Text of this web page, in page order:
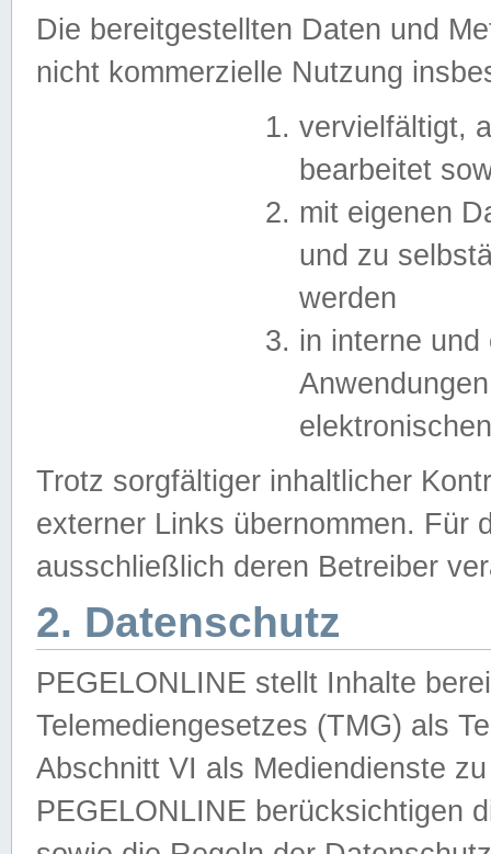
Die bereitgestellten Daten und
nicht kommerzielle Nutzung
vervielfältigt,
bearbeitet
mit eigenen
und zu
werden
in interne
Trotz sorgfältiger inhaltlicher
externer Links übernommen. Für
ausschließlich deren Betreiber
2. Datenschutz
PEGELONLINE stellt Inhalte
Telemediengesetzes (TMG) als
Abschnitt VI als Mediendienste
PEGELONLINE berücksichtigen